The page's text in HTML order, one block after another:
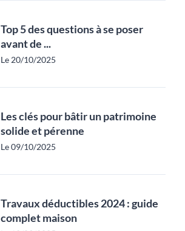
Top 5 des questions à se poser
avant de ...
Le 20/10/2025
Les clés pour bâtir un patrimoine
solide et pérenne
Le 09/10/2025
Travaux déductibles 2024 : guide
complet maison